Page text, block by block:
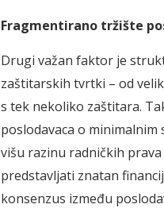
Fragmentirano tržište
Drugi važan faktor je
zaštitarskih tvrtki – od
s tek nekoliko zaštitara.
poslodavaca o
višu razinu radničkih
predstavljati znatan
konsenzus između